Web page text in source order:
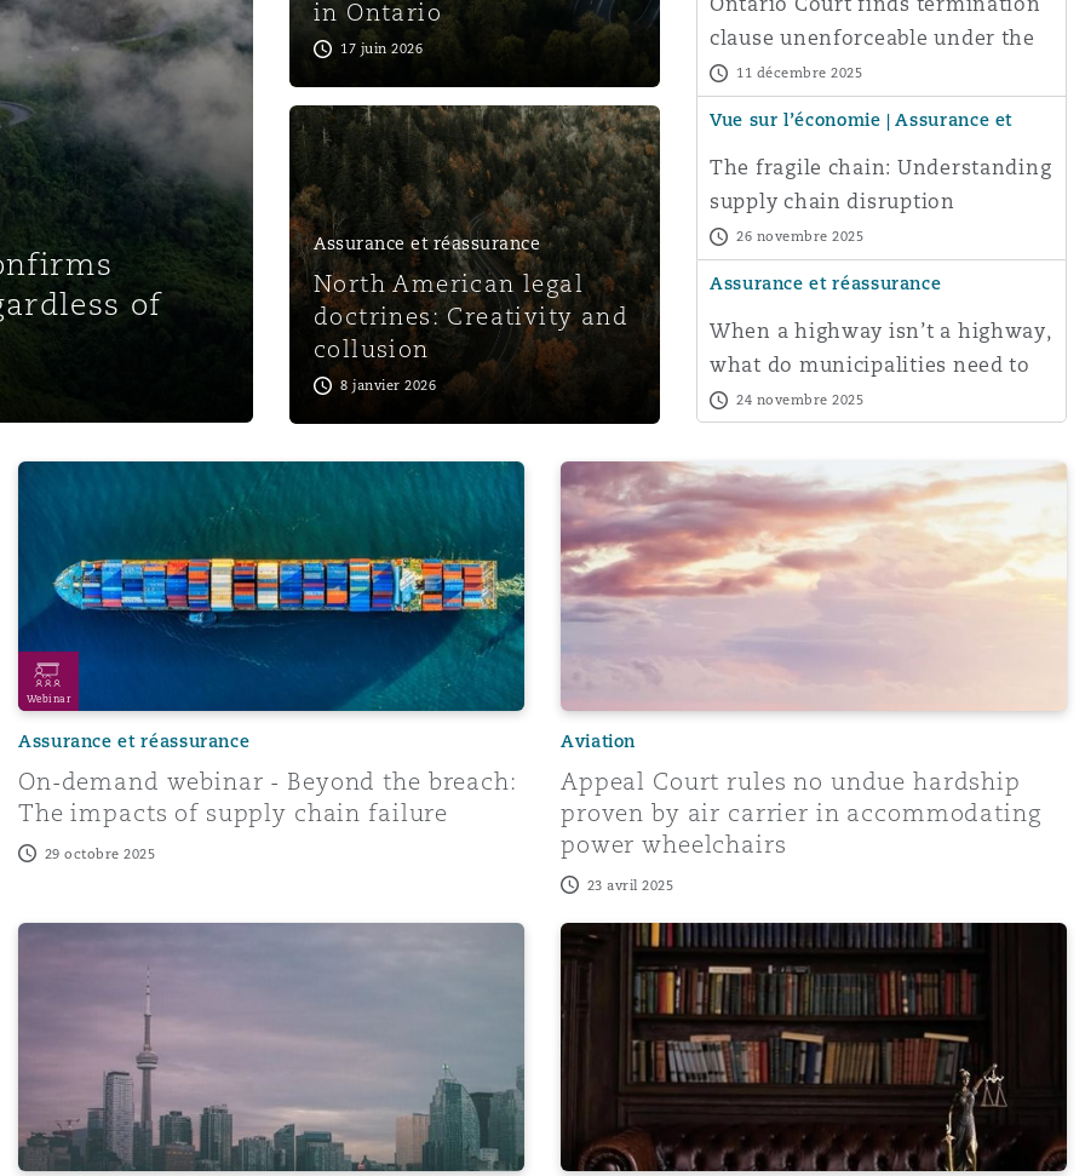
en état
données
of
in Ontario
17 juin 2026
Assurance et réassurance
North American legal
doctrines: Creativity and
collusion
8 janvier 2026
clause unenforceable under the
Canada Labour Code
11 décembre 2025
Vue sur l’économie | Assurance et
The fragile chain: Understanding
supply chain disruption
26 novembre 2025
Assurance et réassurance
When a highway isn’t a highway,
what do municipalities need to
know?
24 novembre 2025
On-demand webinar - Beyond the breach: The impacts of supply chain failure
Webinar
Assurance et réassurance
On-demand webinar - Beyond the breach:
The impacts of supply chain failure
29 octobre 2025
Appeal Court rules no undue hardship proven by air
Aviation
Appeal Court rules no undue hardship
proven by air carrier in accommodating
power wheelchairs
23 avril 2025
As intended: Municipalities, occupiers and contractors relying upon the notice provisions defences
Jugement Loblaws - les 4 principaux points à retenir